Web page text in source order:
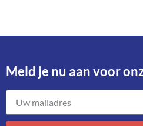
Meld je nu aan voor